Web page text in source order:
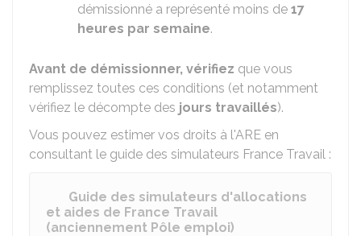
démissionné a représenté moins de 17
heures par semaine.
Avant de démissionner, vérifiez que vous
remplissez toutes ces conditions (et notamment
vérifiez le décompte des jours travaillés).
Vous pouvez estimer vos droits à l'ARE en
consultant le guide des simulateurs France Travail :
Guide des simulateurs d'allocations
et aides de France Travail
(anciennement Pôle emploi)